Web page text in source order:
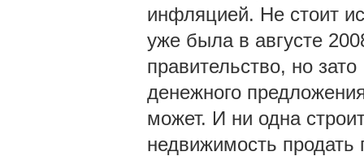
инфляцией. Не стоит
уже была в августе
правительство, но
денежного
может. И ни одна
недвижимость продать